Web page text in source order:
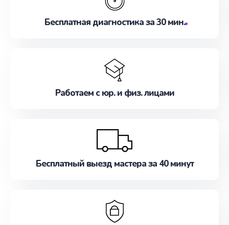
Бесплатная диагностика за 30 мин.
Работаем с юр. и физ. лицами
Бесплатный выезд мастера за 40 минут